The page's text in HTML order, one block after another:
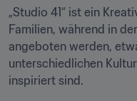
„Studio 41“ ist ein
Familien, während in
angeboten werden,
unterschiedlichen
inspiriert sind.